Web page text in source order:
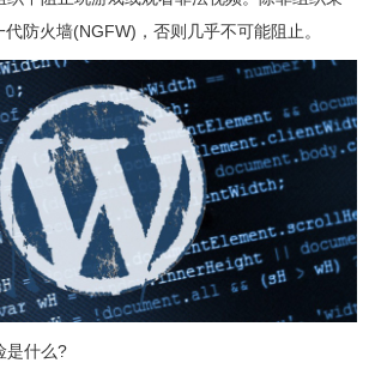
防火墙(NGFW)，否则几乎不可能阻止。
是什么?